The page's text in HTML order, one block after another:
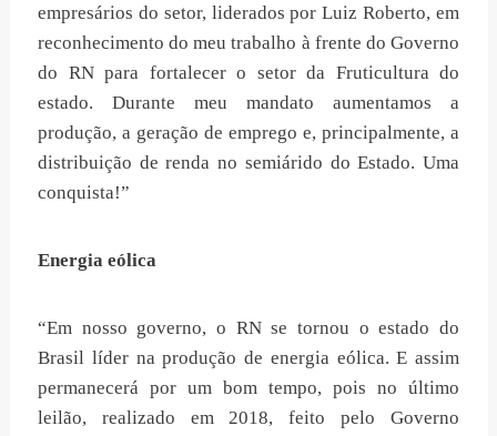
empresários do setor, liderados por Luiz Roberto, em
reconhecimento do meu trabalho à frente do Governo
do RN para fortalecer o setor da Fruticultura do
estado. Durante meu mandato aumentamos a
produção, a geração de emprego e, principalmente, a
distribuição de renda no semiárido do Estado. Uma
conquista!”
Energia eólica
“Em nosso governo, o RN se tornou o estado do
Brasil líder na produção de energia eólica. E assim
permanecerá por um bom tempo, pois no último
leilão, realizado em 2018, feito pelo Governo